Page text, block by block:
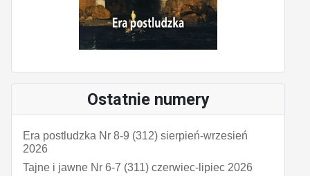
Ostatnie numery
Era postludzka Nr 8-9 (312) sierpień-wrzesień
2026
Tajne i jawne Nr 6-7 (311) czerwiec-lipiec 2026